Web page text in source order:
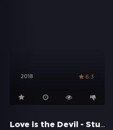
2018 6.3
Love is the Devil - Studie für ein Portrait von Francis Bacon